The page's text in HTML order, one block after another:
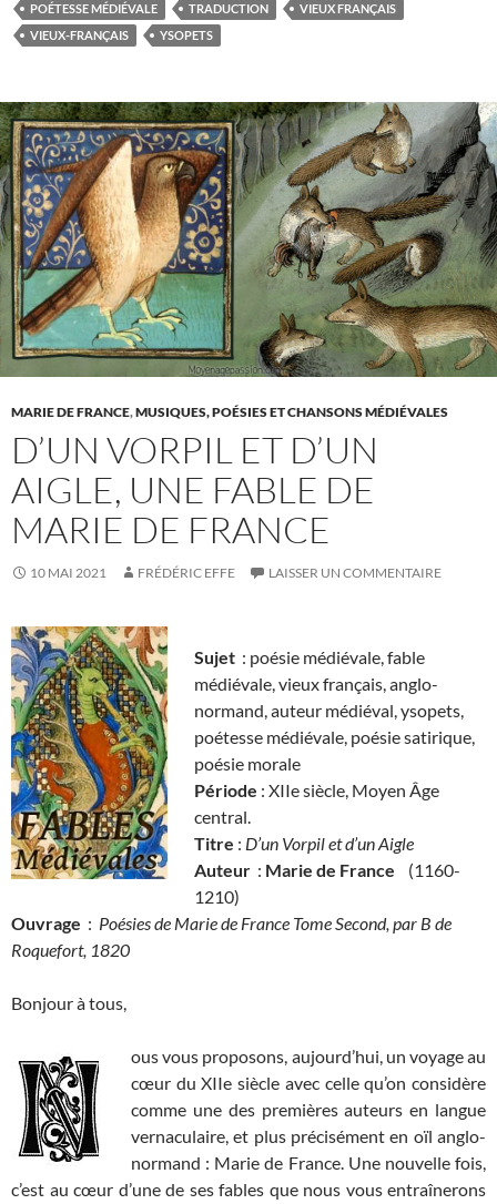
POÉTESSE MÉDIÉVALE
TRADUCTION
VIEUX FRANÇAIS
VIEUX-FRANÇAIS
YSOPETS
MARIE DE FRANCE,MUSIQUES, POÉSIES ET CHANSONS MÉDIÉVALES
D’UN VORPIL ET D’UN
AIGLE, UNE FABLE DE
MARIE DE FRANCE
10 MAI 2021 FRÉDÉRIC EFFE LAISSER UN COMMENTAIRE
Sujet : poésie médiévale, fable
médiévale, vieux français, anglo-
normand, auteur médiéval, ysopets,
poétesse médiévale, poésie satirique,
poésie morale
Période : XIIe siècle, Moyen Âge
central.
Titre : D’un Vorpil et d’un Aigle
Auteur : Marie de France
(1160-
1210)
Ouvrage : Poésies de Marie de France Tome Second, par B de
Roquefort, 1820
Bonjour à tous,
ous vous proposons, aujourd’hui, un voyage au
cœur du XIIe siècle avec celle qu’on considère
comme une des premières auteurs en langue
vernaculaire, et plus précisément en oïl anglo-
normand : Marie de France. Une nouvelle fois,
c’est au cœur d’une de ses fables que nous vous entraînerons